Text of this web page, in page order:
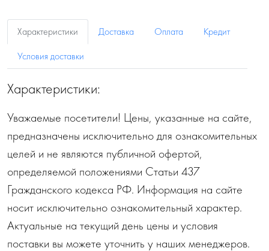
Характеристики Доставка Оплата
Кредит
Условия доставки
Характеристики:
Уважаемые посетители! Цены, указанные на сайте,
предназначены исключительно для ознакомительных
целей и не являются публичной офертой,
определяемой положениями Статьи 437
Гражданского кодекса РФ. Информация на сайте
носит исключительно ознакомительный характер.
Актуальные на текущий день цены и условия
поставки вы можете уточнить у наших менеджеров.